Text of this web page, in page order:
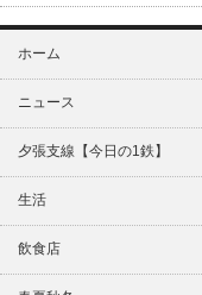
ホーム
ニュース
夕張支線【今日の1鉄】
生活
飲食店